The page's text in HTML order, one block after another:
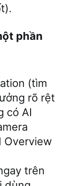
phần
(tìm
rõ rệt
có AI
Overview
trên